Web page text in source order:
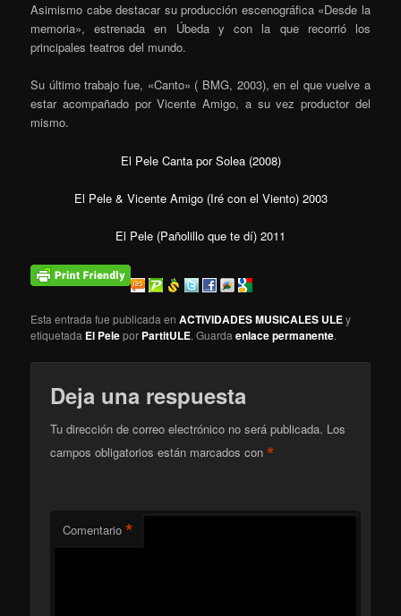
Asimismo cabe destacar su producción escenográfica «Desde la
memoria», estrenada en Úbeda y con la que recorrió los
principales teatros del mundo.
Su último trabajo fue, «Canto» ( BMG, 2003), en el que vuelve a
estar acompañado por Vicente Amigo, a su vez productor del
mismo.
El Pele Canta por Solea (2008)
El Pele & Vicente Amigo (Iré con el Viento) 2003
El Pele (Pañolillo que te dí) 2011
Esta entrada fue publicada enACTIVIDADES MUSICALES ULEy
etiquetada El Pelepor PartitULE. Guardaenlace permanente.
Deja una respuesta
Tu dirección de correo electrónico no será publicada. Los
campos obligatorios están marcados con*
Comentario *